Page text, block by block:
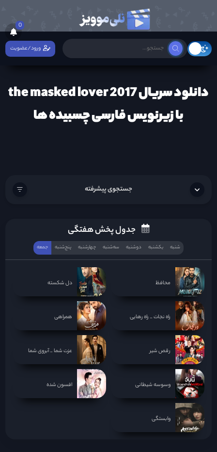
0
ورود/عضویت
دانلود سریال the masked lover 2017
با زیرنویس فارسی چسبیده ها
جستجوی پیشرفته
جدول پخش هفتگی
شنبه یکشنبه دوشنبه سه‌‌شنبه چهارشنبه پنج‌شنبه جمعه
محافظ دل شکسته
راه نجات _ راه رهایی همراهی
رقص شیر عزت شما _ آبروی شما
وسوسه شیطانی افسون شده
وابستگی